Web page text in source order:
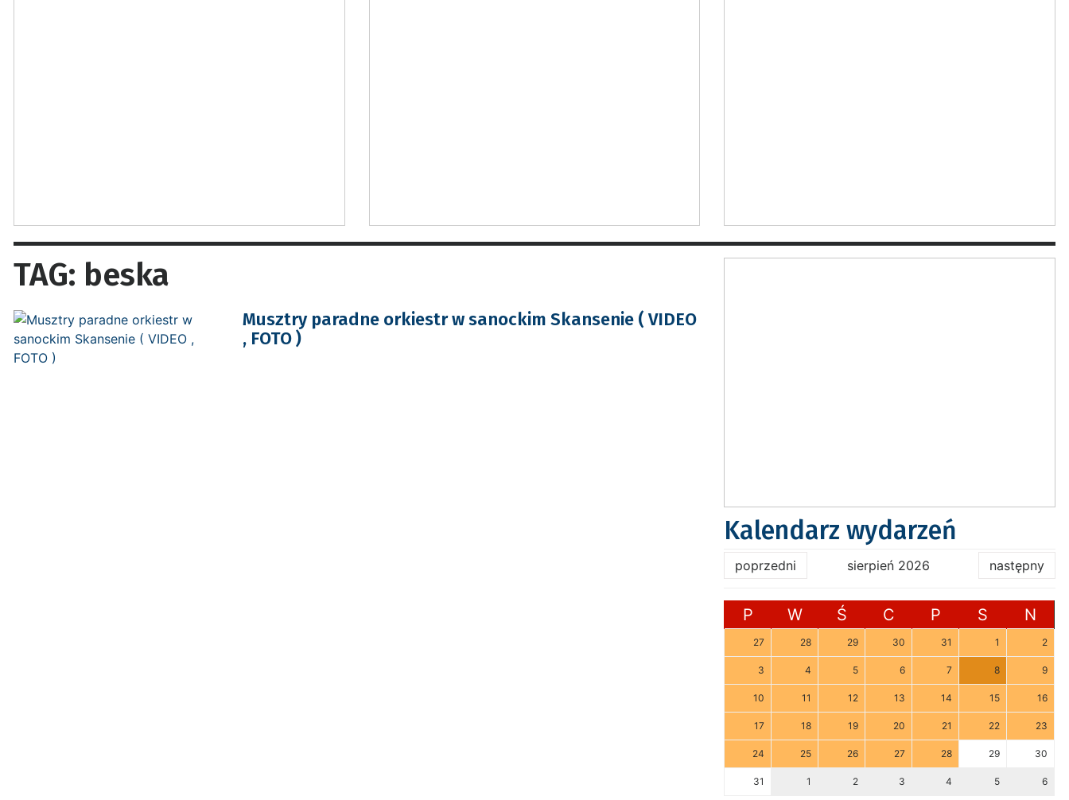
TAG: beska
Musztry paradne orkiestr w sanockim Skansenie ( VIDEO
, FOTO )
Kalendarz wydarzeń
poprzedni sierpień 2026 następny
P W Ś C P S N
27 28 29 30 31 1 2
3 4 5 6 7 8 9
10 11 12 13 14 15 16
17 18 19 20 21 22 23
24 25 26 27 28 29 30
31 1 2 3 4 5 6